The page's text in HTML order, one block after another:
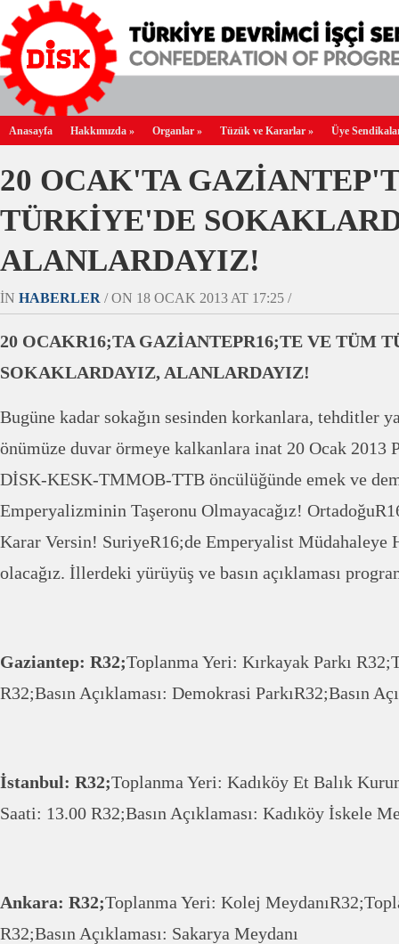
Anasayfa Hakkımızda » Organlar » Tüzük ve Kararlar » Üye
20 OCAK'TA
TÜRKİYE'DE
ALANLARDAYIZ!
IN HABERLER / ON 18 OCAK 2013 AT 17:25 /
20 OCAKR16;TA GAZİANTEPR16;TE VE TÜM
SOKAKLARDAYIZ, ALANLARDAYIZ!
Bugüne kadar sokağın sesinden korkanlara, tehditler
önümüze duvar örmeye kalkanlara inat 20 Ocak 2013
DİSK-KESK-TMMOB-TTB öncülüğünde emek ve
Emperyalizminin Taşeronu Olmayacağız!
Karar Versin! SuriyeR16;de Emperyalist Müdahaleye
olacağız. İllerdeki yürüyüş ve basın açıklaması
Gaziantep: R32;Toplanma Yeri: Kırkayak Parkı
R32;Basın Açıklaması: Demokrasi ParkıR32;Basın
İstanbul: R32;Toplanma Yeri: Kadıköy Et Balık
Saati: 13.00 R32;Basın Açıklaması: Kadıköy İskele
Ankara: R32;Toplanma Yeri: Kolej
R32;Basın Açıklaması: Sakarya Meydanı